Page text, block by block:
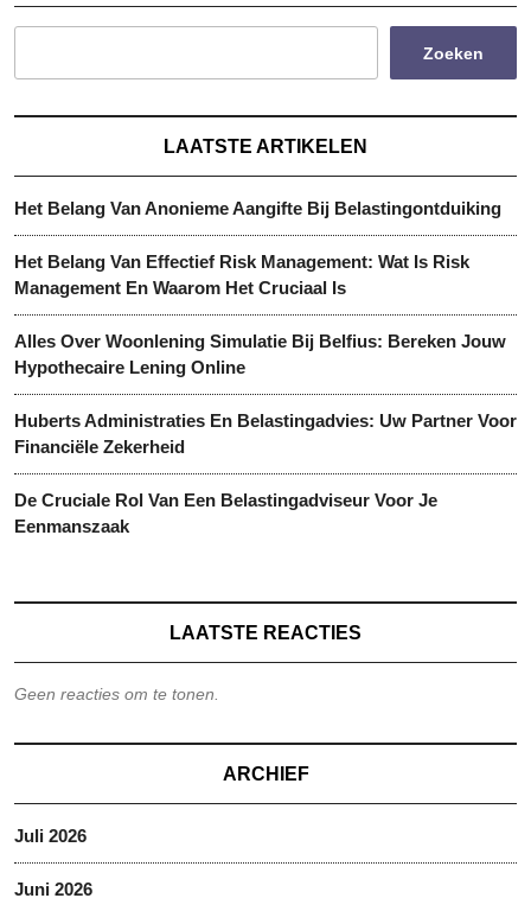
Zoeken
LAATSTE ARTIKELEN
Het Belang Van Anonieme Aangifte Bij Belastingontduiking
Het Belang Van Effectief Risk Management: Wat Is Risk
Management En Waarom Het Cruciaal Is
Alles Over Woonlening Simulatie Bij Belfius: Bereken Jouw
Hypothecaire Lening Online
Huberts Administraties En Belastingadvies: Uw Partner Voor
Financiële Zekerheid
De Cruciale Rol Van Een Belastingadviseur Voor Je
Eenmanszaak
LAATSTE REACTIES
Geen reacties om te tonen.
ARCHIEF
Juli 2026
Juni 2026